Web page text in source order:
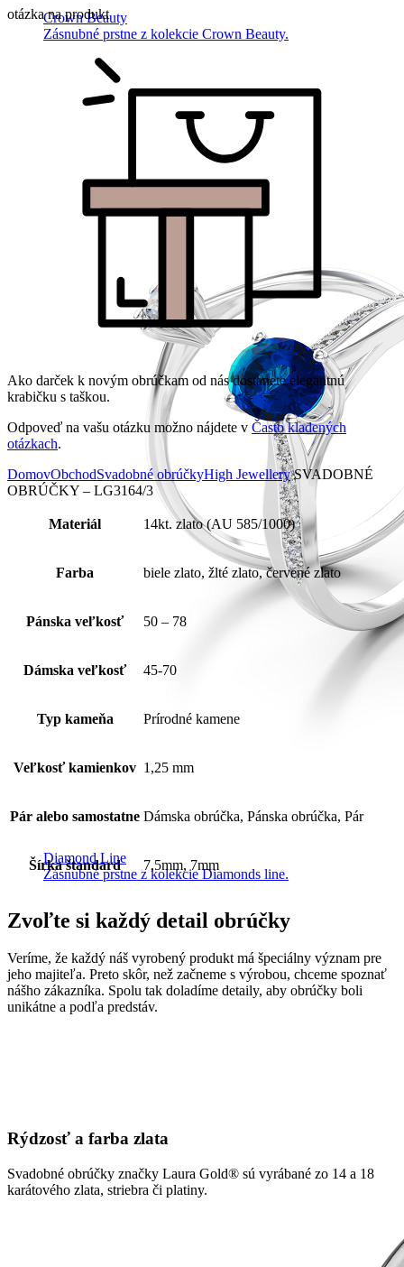
Crown Beauty
Zásnubné prstne z kolekcie Crown Beauty.
Diamond Line
Zásnubné prstne z kolekcie Diamonds line.
otázka na produkt
Ako darček k novým obrúčkam od nás dostanete elegantnú
krabičku s taškou.
Odpoveď na vašu otázku možno nájdete v Často kladených
otázkach.
DomovObchodSvadobné obrúčkyHigh JewellerySVADOBNÉ
OBRÚČKY – LG3164/3
Materiál 14kt. zlato (AU 585/1000)
Farba biele zlato, žlté zlato, červené zlato
Pánska veľkosť 50 – 78
Dámska veľkosť 45-70
Typ kameňa Prírodné kamene
Veľkosť kamienkov 1,25 mm
Pár alebo samostatne Dámska obrúčka, Pánska obrúčka, Pár
Šírka štandard 7,5mm, 7mm
Zvoľte si každý detail obrúčky
Veríme, že každý náš vyrobený produkt má špeciálny význam pre
jeho majiteľa. Preto skôr, než začneme s výrobou, chceme spoznať
nášho zákazníka. Spolu tak doladíme detaily, aby obrúčky boli
unikátne a podľa predstáv.
Rýdzosť a farba zlata
Svadobné obrúčky značky Laura Gold® sú vyrábané zo 14 a 18
karátového zlata, striebra či platiny.